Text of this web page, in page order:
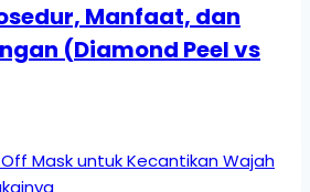
Manfaat, dan
(Diamond Peel vs